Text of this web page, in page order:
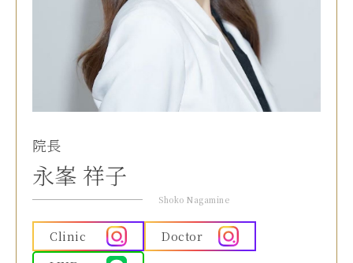
院長
永峯 祥子
Shoko Nagamine
Clinic
Doctor